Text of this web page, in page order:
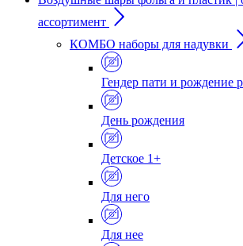
ассортимент
КОМБО наборы для надувки
Гендер пати и рождение
День рождения
Детское 1+
Для него
Для нее